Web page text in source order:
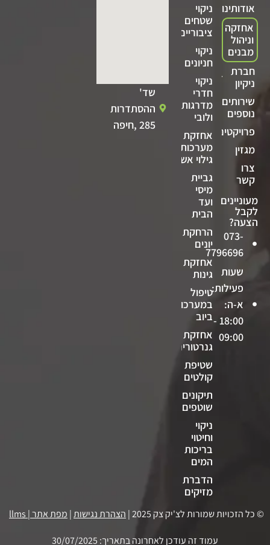
אודותינו
אחזקה
וניהול
מבנים
חברת
ניקיון
שירותים
נוספים
פרויקטים
מגזין
צרו
קשר
מעוניינים
לקבל
הצעה?
073-
7796696
שעות
פעילות:
א-ה:
18:00 -
09:00
ניקוי
שטחים
ציבוריים
ניקוי
חניונים
ניקוי
חדרי
מדרגות
ולובי
אחזקת
מערכות
גילוי אש
גביית
מיסי
ועד
הבית
הרחקת
יונים
אחזקת
גינות
טיפול
במערכות
ביוב
אחזקת
גנרטורים
שטיפת
קולטים
תיקונים
שוטפים
ניקוי
וחיטוי
בריכות
המים
הדברת
מזיקים
שד'
ההסתדרות
285 ,חיפה
© כל הזכויות שמורות לצ'יק צק 2025 | הצהרת נגישות| מפת אתר|
llms
עמוד זה עודכן לאחרונה בתאריך: 30/07/2025